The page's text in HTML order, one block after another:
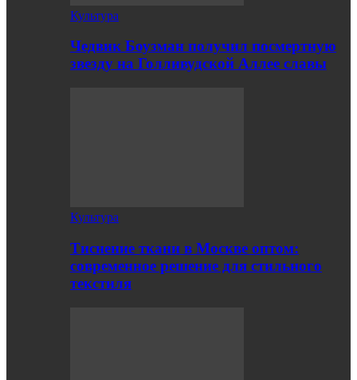
Культура
Чедвик Боузман получил посмертную
звезду на Голливудской Аллее славы
Культура
Тиснение ткани в Москве оптом:
современное решение для стильного
текстиля